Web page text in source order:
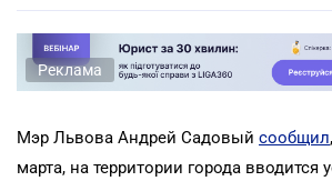
Реклама
Мэр Львова Андрей Садовый сообщил
марта, на территории города вводится